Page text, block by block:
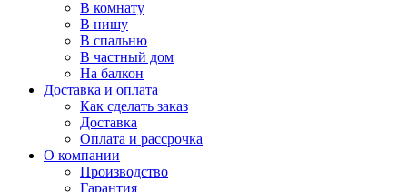
В комнату
В нишу
В спальню
В частный дом
На балкон
Доставка и оплата
Как сделать заказ
Доставка
Оплата и рассрочка
О компании
Производство
Гарантия